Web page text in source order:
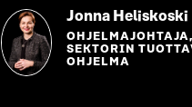
Jonna Heliskoski
SEKTORIN
OHJELMA